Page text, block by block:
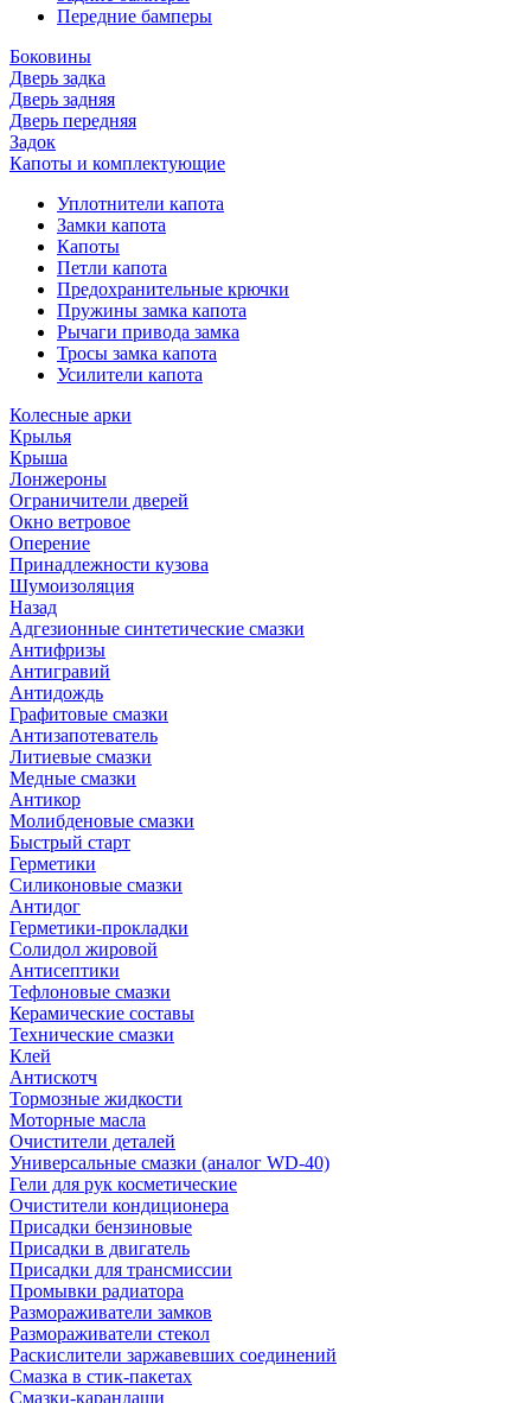
Передние бамперы
Боковины
Дверь задка
Дверь задняя
Дверь передняя
Задок
Капоты и комплектующие
Уплотнители капота
Замки капота
Капоты
Петли капота
Предохранительные крючки
Пружины замка капота
Рычаги привода замка
Тросы замка капота
Усилители капота
Колесные арки
Крылья
Крыша
Лонжероны
Ограничители дверей
Окно ветровое
Оперение
Принадлежности кузова
Шумоизоляция
Назад
Адгезионные синтетические смазки
Антифризы
Антигравий
Антидождь
Графитовые смазки
Антизапотеватель
Литиевые смазки
Медные смазки
Антикор
Молибденовые смазки
Быстрый старт
Герметики
Силиконовые смазки
Антидог
Герметики-прокладки
Солидол жировой
Антисептики
Тефлоновые смазки
Керамические составы
Технические смазки
Клей
Антискотч
Тормозные жидкости
Моторные масла
Очистители деталей
Универсальные смазки (аналог WD-40)
Гели для рук косметические
Очистители кондиционера
Присадки бензиновые
Присадки в двигатель
Присадки для трансмиссии
Промывки радиатора
Размораживатели замков
Размораживатели стекол
Раскислители заржавевших соединений
Смазка в стик-пакетах
Смазки-карандаши